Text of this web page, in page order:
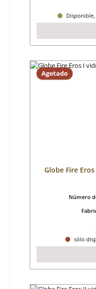
Agotado
Globe Fire
Número
sólo